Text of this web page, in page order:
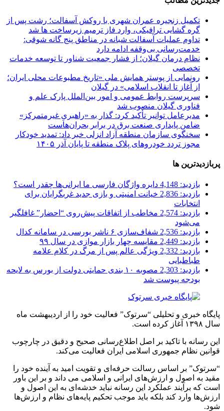
تکمیل زنجیره عمران شهری با روکش آسفالت؛ رشت پس از
گره گشایی ترافیکی، وارد فاز ترمیم زیرساخت ها شد
تداوم عملیات آسفالت‌ شبانه در مناطق پنج گانه شوقی:
خدمت‌رسانی بی‌وقفه ادامه دارد
نظام درمان گیلان؛ از فشار جمعیت شناور تا توسعه خدمات
تخصصی
رونمایی از پوستر همایش ملی «تاریخ مطبوعات محلی ایران؛
از آغاز تا انقلاب اسلامی» در گیلان
سرپرست روابط عمومی و امور بین‌الملل پارک علم و
فناوری گیلان منصوب شد
مدیرعامل توانیر تأکید کرد: گذار به «راهبریِ غیرمتمرکز»
ضامن پایداری صنعت برق در برابر بحران‌هاست
سخنگوی سازمان منطقه آزاد انزلی خبر داد: تمدید خودکار
مجوز تردد خودروهای پلاک منطقه تا پایان آذر ۱۴۰۵
پربازدیدترین ها
بازدید: 4,148
دایره واژگان فارسی ما ایرانی‌ها چقدر است؟
بازدید: 2,836
خیانت امنیتی و بازی جدید غربگرایان برای
انتخابات
بازدید: 2,574
مخاطب از اتفاقات پیش‌روی “احضار” غافلگیر
می‌شود
بازدید: 2,536
شفاف‌سازی ۶ ناشر بورسی در سامانه کدال
بازدید: 2,449
مقایسه چهار بازار موازی در سال ۹۹
بازدید: 2,332
ویژگی عالم پس از مرگ در کلام علامه
طباطبایی
بازدید: 2,303
مصوبه ۱۰ بندی حمایتی دولت از بورس به لایحه
بودجه پیوست شد
پایگاه خبری و تحلیلی “سرتوک” فعالیت خود را از اردیبهشت ماه
سال ۱۳۹۸ آغاز کرده است.
این رسانه با تاکید بر اصل اطلاع‌رسانی صحیح و دقیق در چارچوب
قوانین نظام جمهوری اسلامی ایران فعالیت می‌کند.
“سرتوک” بر اساس رسالت حرفه‌ای و تقویت امید به آینده خود را
مقید به اصول و ارزش‌های ایرانی و اسلامی می داند و بر این باور
است که برآیند عملکرد این رسانه نباید خدشه‌ای به این اصول و
ارزش‌ها وارد کند بلکه باید موجب تحکیم پایه‌های نظام و ارزش‌ها
شود.